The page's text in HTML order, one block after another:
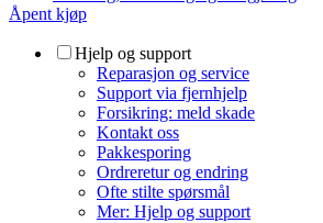
Åpent kjøp
Hjelp og support
Reparasjon og service
Support via fjernhjelp
Forsikring: meld skade
Kontakt oss
Pakkesporing
Ordreretur og endring
Ofte stilte spørsmål
Mer: Hjelp og support